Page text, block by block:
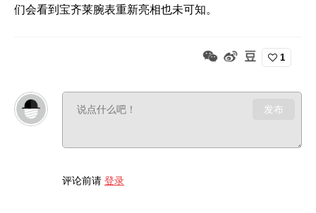
们会看到宝齐莱腕表重新亮相也未可知。
1
发布
评论前请 登录